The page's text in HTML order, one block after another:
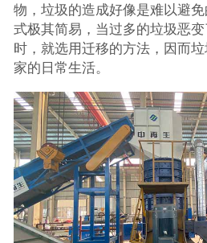
物，垃圾的造成好像是难以避
式极其简易，当过多的垃圾恶
时，就选用迁移的方法，因而
家的日常生活。